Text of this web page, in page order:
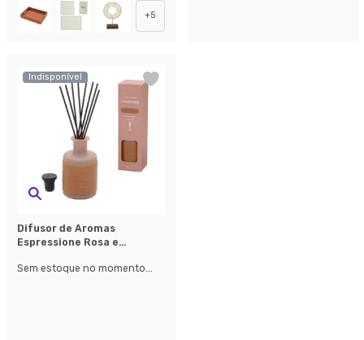
+5
Indisponível
Difusor de Aromas
Espressione Rosa e
Sem estoque no momento...